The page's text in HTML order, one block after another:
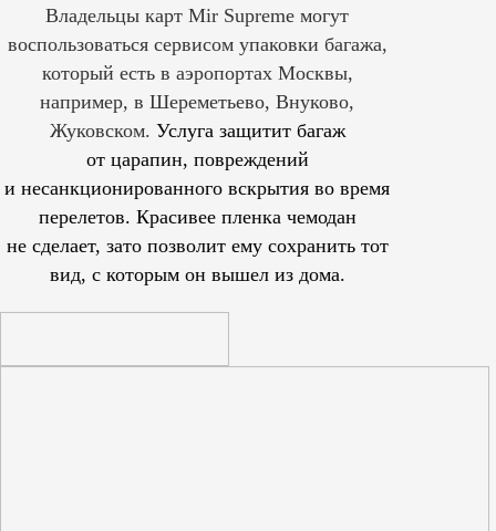
Владельцы карт Mir Supreme могут
воспользоваться сервисом упаковки багажа,
который есть в аэропортах Москвы,
например, в Шереметьево, Внуково,
Жуковском. Услуга защитит багаж
от царапин, повреждений
и несанкционированного вскрытия во время
перелетов. Красивее пленка чемодан
не сделает, зато позволит ему сохранить тот
вид, с которым он вышел из дома.